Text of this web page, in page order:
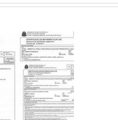
versátil.Vantagens de
- Limpeza; - Eficiência; -
- Modernidade; -
opções oferecidas pela
de avisos;.